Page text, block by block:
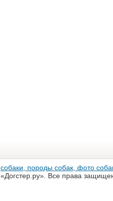
собаки, породы собак, фото
«Догстер.ру». Все права